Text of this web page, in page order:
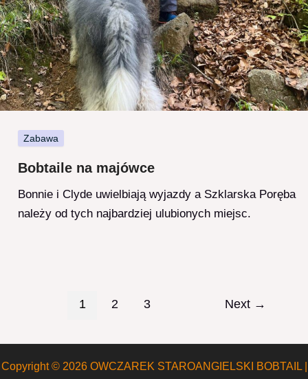
Zabawa
Bobtaile na majówce
Bonnie i Clyde uwielbiają wyjazdy a Szklarska Poręba
należy od tych najbardziej ulubionych miejsc.
1 2 3 Next →
Copyright © 2026 OWCZAREK STAROANGIELSKI BOBTAIL |